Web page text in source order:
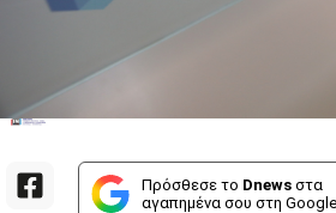
Πρόσθεσε το Dnews στα
αγαπημένα σου στη Google